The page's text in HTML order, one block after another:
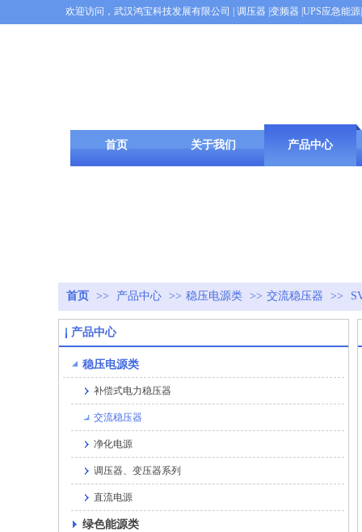
欢迎访问，武汉鸿宝科技发展有限公司 | 调压器 |变频器 |UPS应急能
首页 关于我们 产品中心
首页 >> 产品中心 >> 稳压电源类 >> 交流稳压器 >>
产品中心
稳压电源类
补偿式电力稳压器
交流稳压器
净化电源
调压器、变压器系列
直流电源
绿色能源类